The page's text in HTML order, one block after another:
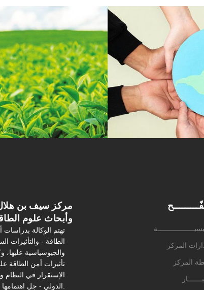
مركز سیف بن
وأبحاث علوم
تهتم الوكالة بدراسات
الطاقة - والتأثیرات
والجیوسیاسیة عليها،
تأثیرات أمن الطاقة
الإستقرار في النظام
المركز
المركز